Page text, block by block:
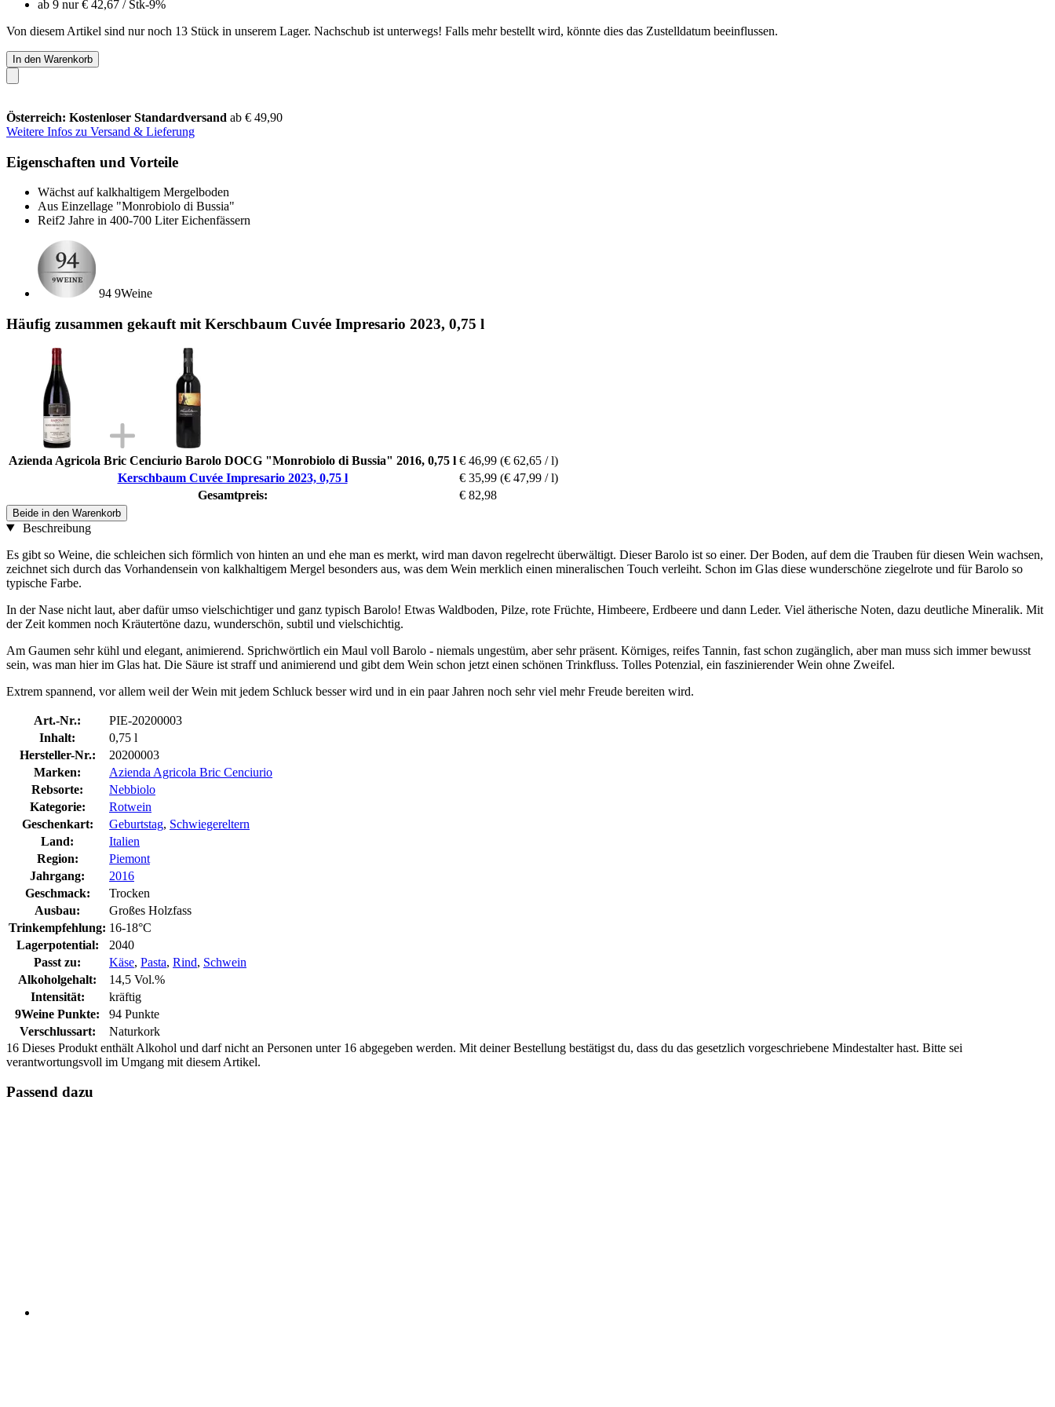
ab 9 nur€ 42,67 / Stk-9%
Von diesem Artikel sind nur noch 13 Stück in unserem Lager. Nachschub ist unterwegs! Falls mehr bestellt wird, könnte dies das Zustelldatum beeinflussen.
In den Warenkorb
Österreich: Kostenloser Standardversand ab € 49,90
Weitere Infos zu Versand & Lieferung
Eigenschaften und Vorteile
Wächst auf kalkhaltigem Mergelboden
Aus Einzellage "Monrobiolo di Bussia"
Reif2 Jahre in 400-700 Liter Eichenfässern
94 9Weine
Häufig zusammen gekauft mit Kerschbaum Cuvée Impresario 2023, 0,75 l
Azienda Agricola Bric Cenciurio Barolo DOCG "Monrobiolo di Bussia" 2016, 0,75 l € 46,99 (€ 62,65 / l)
Kerschbaum Cuvée Impresario 2023, 0,75 l
€ 35,99 (€ 47,99 / l)
Gesamtpreis:
€ 82,98
Beide in den Warenkorb
Beschreibung
Es gibt so Weine, die schleichen sich förmlich von hinten an und ehe man es merkt, wird man davon regelrecht überwältigt. Dieser Barolo ist so einer. Der Boden, auf dem die Trauben für diesen Wein wachsen,
zeichnet sich durch das Vorhandensein von kalkhaltigem Mergel besonders aus, was dem Wein merklich einen mineralischen Touch verleiht. Schon im Glas diese wunderschöne ziegelrote und für Barolo so
typische Farbe.
In der Nase nicht laut, aber dafür umso vielschichtiger und ganz typisch Barolo! Etwas Waldboden, Pilze, rote Früchte, Himbeere, Erdbeere und dann Leder. Viel ätherische Noten, dazu deutliche Mineralik. Mit
der Zeit kommen noch Kräutertöne dazu, wunderschön, subtil und vielschichtig.
Am Gaumen sehr kühl und elegant, animierend. Sprichwörtlich ein Maul voll Barolo - niemals ungestüm, aber sehr präsent. Körniges, reifes Tannin, fast schon zugänglich, aber man muss sich immer bewusst
sein, was man hier im Glas hat. Die Säure ist straff und animierend und gibt dem Wein schon jetzt einen schönen Trinkfluss. Tolles Potenzial, ein faszinierender Wein ohne Zweifel.
Extrem spannend, vor allem weil der Wein mit jedem Schluck besser wird und in ein paar Jahren noch sehr viel mehr Freude bereiten wird.
Art.-Nr.:
PIE-20200003
Inhalt:
0,75 l
Hersteller-Nr.:
20200003
Marken:
Azienda Agricola Bric Cenciurio
Rebsorte:
Nebbiolo
Kategorie:
Rotwein
Geschenkart:
Geburtstag, Schwiegereltern
Land:
Italien
Region:
Piemont
Jahrgang:
2016
Geschmack:
Trocken
Ausbau:
Großes Holzfass
Trinkempfehlung: 16-18°C
Lagerpotential:
2040
Passt zu:
Käse, Pasta, Rind, Schwein
Alkoholgehalt:
14,5 Vol.%
Intensität:
kräftig
9Weine Punkte:
94 Punkte
Verschlussart:
Naturkork
16 Dieses Produkt enthält Alkohol und darf nicht an Personen unter 16 abgegeben werden. Mit deiner Bestellung bestätigst du, dass du das gesetzlich vorgeschriebene Mindestalter hast. Bitte sei
verantwortungsvoll im Umgang mit diesem Artikel.
Passend dazu